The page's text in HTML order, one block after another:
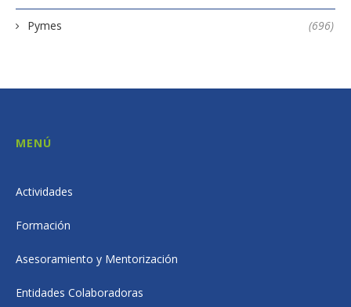
Pymes (696)
MENÚ
Actividades
Formación
Asesoramiento y Mentorización
Entidades Colaboradoras